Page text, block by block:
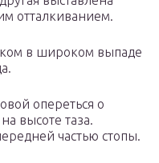
отталкиванием.
в широком выпаде
опереться о
высоте таза.
частью стопы.